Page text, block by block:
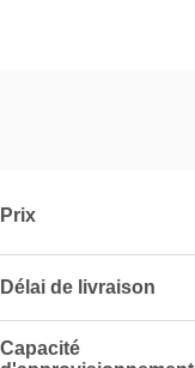
Prix
Délai de livraison
Capacité